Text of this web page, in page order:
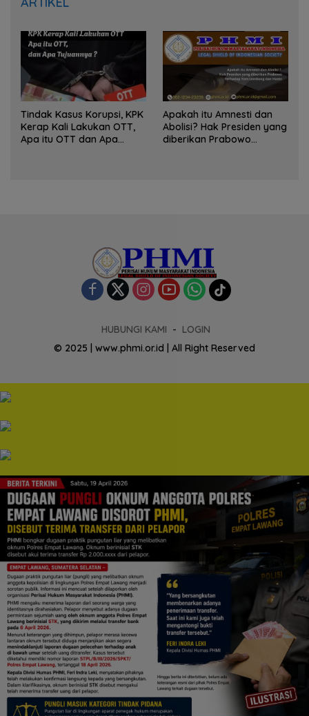
Tindak Kasus Korupsi, KPK
Kerap Kali Lakukan OTT,
Apa itu OTT dan Apa
Apakah itu Amnesti dan
Abolisi? Hak Presiden yang
diberikan Prabowo
HUBUNGI KAMI
LOGIN
© 2025 | www.phmi.or.id | All Right Reserved